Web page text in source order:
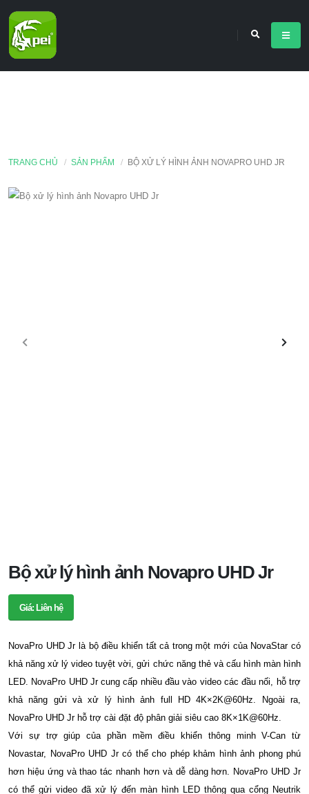
TRANG CHỦ SẢN PHẨM BỘ XỬ LÝ HÌNH ẢNH NOVAPRO UHD JR
Bộ xử lý hình ảnh Novapro UHD Jr
Giá: Liên hệ
NovaPro UHD Jr là bộ điều khiển tất cả trong một mới của NovaStar có
khả năng xử lý video tuyệt vời, gửi chức năng thẻ và cấu hình màn hình
LED. NovaPro UHD Jr cung cấp nhiều đầu vào video các đầu nối, hỗ trợ
khả năng gửi và xử lý hình ảnh full HD 4K×2K@60Hz. Ngoài ra,
NovaPro UHD Jr hỗ trợ cài đặt độ phân giải siêu cao 8K×1K@60Hz.
Với sự trợ giúp của phần mềm điều khiển thông minh V-Can từ
Novastar, NovaPro UHD Jr có thể cho phép khảm hình ảnh phong phú
hơn hiệu ứng và thao tác nhanh hơn và dễ dàng hơn. NovaPro UHD Jr
có thể gửi video đã xử lý đến màn hình LED thông qua cổng Neutrik